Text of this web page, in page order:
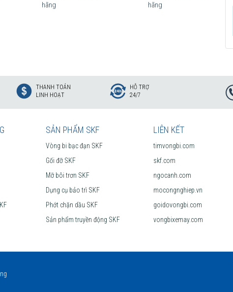
hãng khác trên thị trường, điều này đã được hàng triệu khách hàng
hãng
hãng
THANH TOÁN
LINH HOẠT
HỖ TRỢ
24/7
SẢN PHẨM SKF
Vòng bi bạc đạn SKF
Gối đỡ SKF
Mỡ bôi trơn SKF
Dụng cụ bảo trì SKF
Phớt chặn dầu SKF
Sản phẩm truyền động SKF
LIÊN KẾT
timvongbi.com
skf.com
ngocanh.com
mocongnghiep.vn
goidovongbi.com
vongbixemay.com